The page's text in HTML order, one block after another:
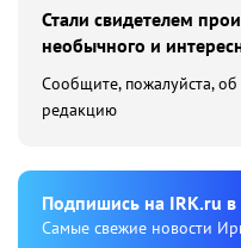
Стали свидетелем
необычного и
Сообщите, пожалуйста,
редакцию
Подпишиcь на IRK.ru в
Cамые свежие новости